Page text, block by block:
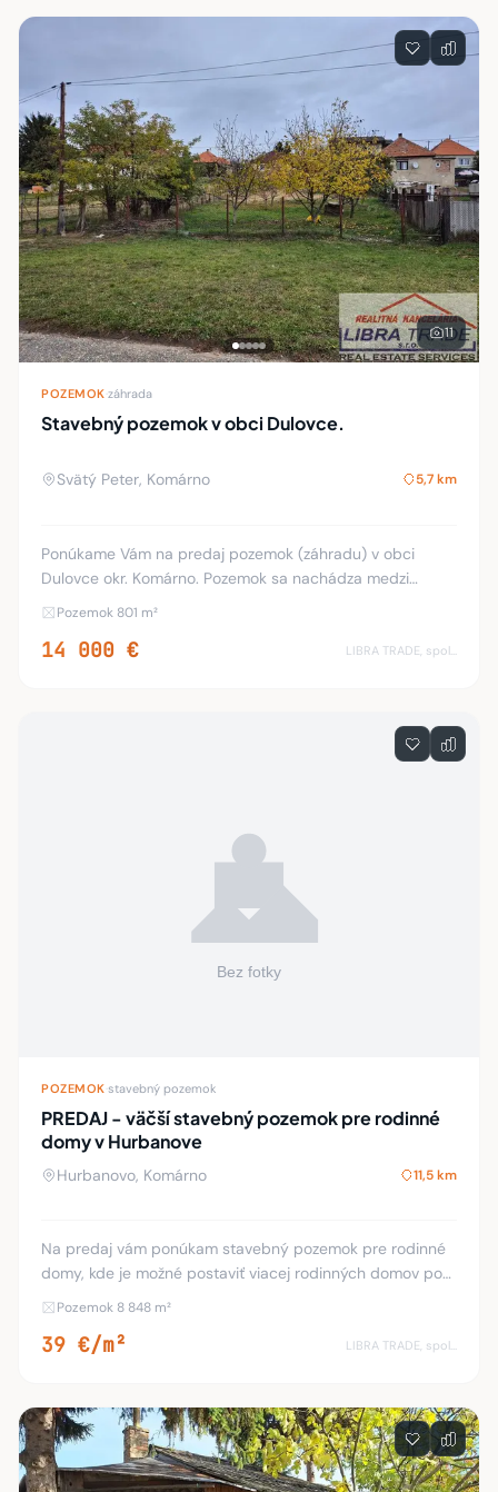
11
POZEMOK záhrada
Stavebný pozemok v obci Dulovce.
Svätý Peter, Komárno 5,7 km
Ponúkame Vám na predaj pozemok (záhradu) v obci
Dulovce okr. Komárno. Pozemok sa nachádza medzi
Urbárskou a Poľnou ulicou rozloha pozemku je 801 m2. IS:
Pozemok 801 m²
14 000 € LIBRA TRADE, spol.s.r.o.
POZEMOK stavebný pozemok
PREDAJ - väčší stavebný pozemok pre rodinné
domy v Hurbanove
Hurbanovo, Komárno 11,5 km
Na predaj vám ponúkam stavebný pozemok pre rodinné
domy, kde je možné postaviť viacej rodinných domov po
rozparcelovaní pozemku na menšie parcely, rozloha
Pozemok 8 848 m²
39 €/m² LIBRA TRADE, spol.s.r.o.